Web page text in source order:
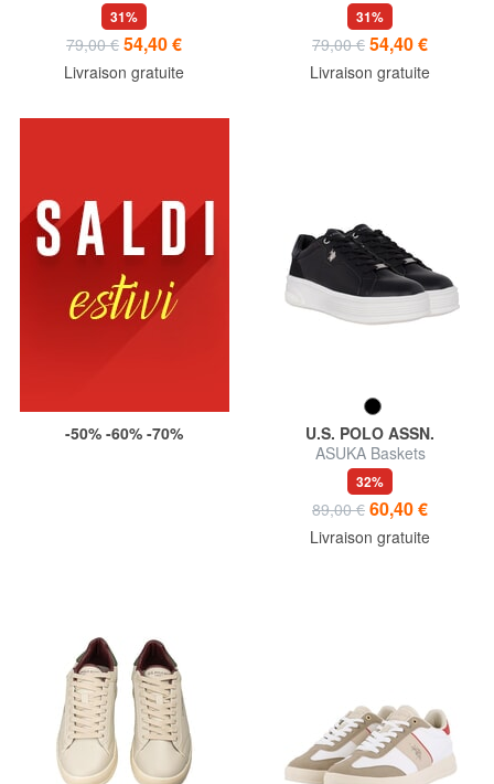
31%
79,00 € 54,40 €
Livraison gratuite
31%
79,00 € 54,40 €
Livraison gratuite
-50% -60% -70%
U.S. POLO ASSN.
ASUKA Baskets
32%
89,00 € 60,40 €
Livraison gratuite